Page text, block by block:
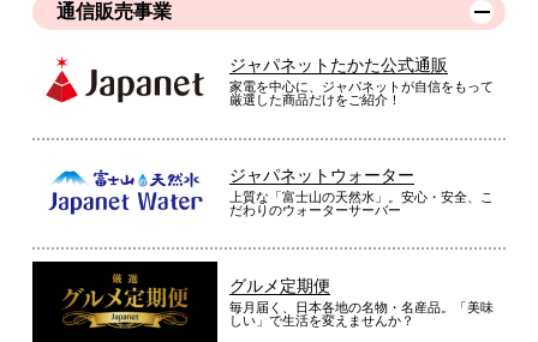
高齢の母のト－スタ－が壊れたため、操作が簡単で、かつ、機
能がしっかりとしたものを選びました。まず、ト－ストの焼き
が外はカリッ、中はフワッとしてて、とっても基本性能が良か
母も何も悩まなくて操作ができるほど簡単です。購入して、と
っても満足です。
（熊本県50代F.M様
「お客様の声」は実際にご購入されたお客様からのご意見を掲載しておりま
商品により、同一シリーズをご購入された方の声を含みます。
通信販売事業
ジャパネットたかた公式通販
家電を中心に、ジャパネットが自信をもって
厳選した商品だけをご紹介！
ジャパネットウォーター
上質な「富士山の天然水」。安心・安全、こ
だわりのウォーターサーバー
グルメ定期便
毎月届く、日本各地の名物・名産品。「美味
しい」で生活を変えませんか？